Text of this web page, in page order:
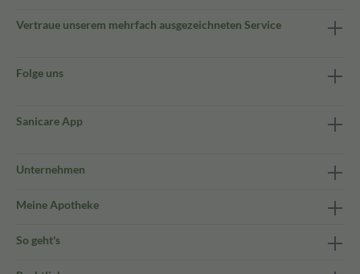
Vertraue unserem mehrfach ausgezeichneten Service
Folge uns
Sanicare App
Unternehmen
Meine Apotheke
So geht's